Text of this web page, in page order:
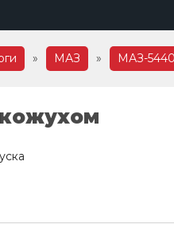
» МАЗ » МАЗ-